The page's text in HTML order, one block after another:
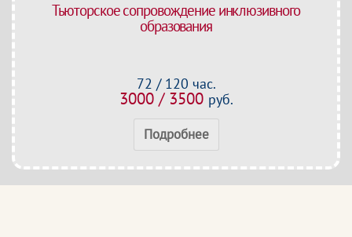
Тьюторское сопровождение инклюзивного
образования
72 / 120 час.
3000 / 3500 руб.
Подробнее